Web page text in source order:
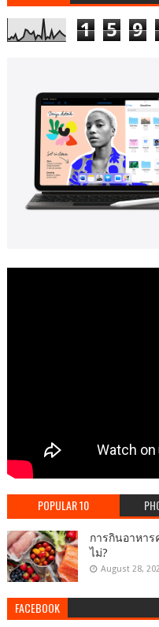
1 5 9
POPULAR 10
การกินอาหาร
ไม่?
August 28,
FACEBOOK